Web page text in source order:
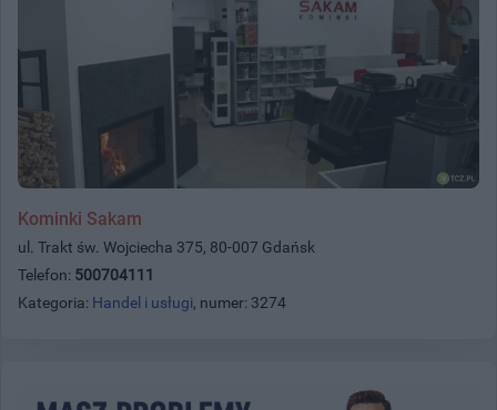
Kominki Sakam
ul. Trakt św. Wojciecha 375, 80-007 Gdańsk
Telefon: 500704111
Kategoria: Handel i usługi, numer: 3274